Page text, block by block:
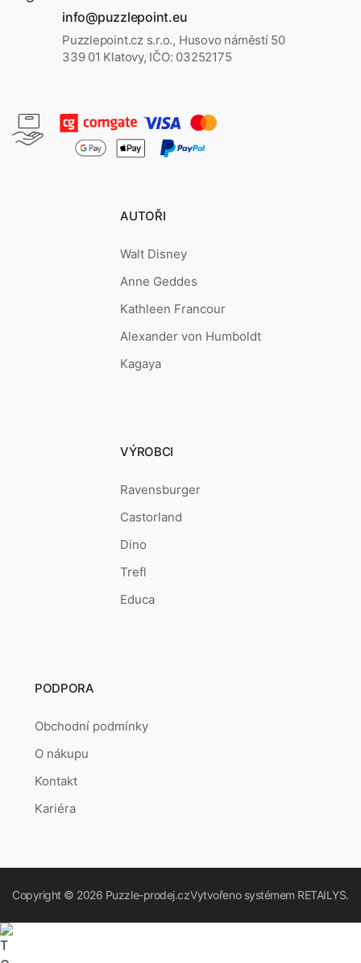
info@puzzlepoint.eu
Puzzlepoint.cz s.r.o., Husovo náměstí 50
339 01 Klatovy, IČO: 03252175
AUTOŘI
Walt Disney
Anne Geddes
Kathleen Francour
Alexander von Humboldt
Kagaya
VÝROBCI
Ravensburger
Castorland
Dino
Trefl
Educa
PODPORA
Obchodní podmínky
O nákupu
Kontakt
Kariéra
Copyright © 2026 Puzzle-prodej.czVytvořeno systémem RETAILYS.